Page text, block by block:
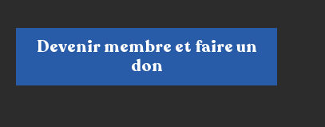
Devenir membre et faire un
don